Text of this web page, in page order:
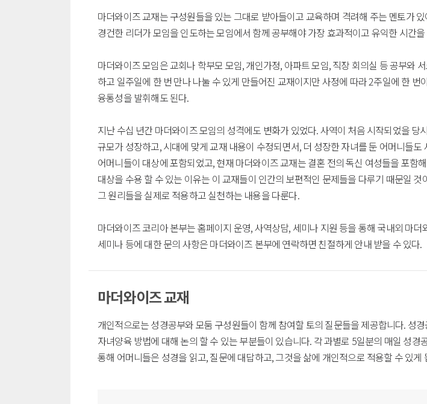
마더와이즈 교재는 구성원들을 있는 그대로 받아들이고 교육하며 격려해 주는 멘토가
경건한 리더가 모임을 인도하는 모임에서 함께 공부해야 가장 효과적이고 유익한 시간
마더와이즈 모임은 교회나 학부모 모임, 개인가정, 아파트 모임, 직장 회의실 등 공부와
하고 일주일에 한 번 만나 나눌 수 있게 만들어진 교재이지만 사정에 따라 2주일에 한
융통성을 발휘해도 된다.
지난 수십 년간 마더와이즈 모임의 성격에도 변화가 있었다. 사역이 처음 시작되었을
규모가 성장하고, 시대에 맞게 교재 내용이 수정되면서, 더 성장한 자녀를 둔 어머니들
어머니들이 대상에 포함되었고, 현재 마더와이즈 교재는 결혼 전의 독신 여성들을 포
대상을 수용 할 수 있는 이유는 이 교재들이 인간의 보편적인 문제들을 다루기 때문일
그 원리들을 실제로 적용하고 실천하는 내용을 다룬다.
마더와이즈 코리아 본부는 홈페이지 운영, 사역상담, 세미나 지원 등을 통해 국내외 마
세미나 등에 대한 문의 사항은 마더와이즈 본부에 연락하면 친절하게 안내 받을 수 있다.
마더와이즈 교재
개인적으로는 성경공부와 모둠 구성원들이 함께 참여할 토의 질문들을 제공합니다. 성
자녀양육 방법에 대해 논의 할 수 있는 부분들이 있습니다. 각 과별로 5일분의 매일 성
통해 어머니들은 성경을 읽고, 질문에 대답하고, 그것을 삶에 개인적으로 적용할 수 있게